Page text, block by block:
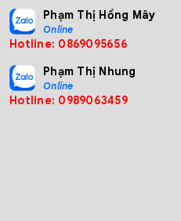
Phạm Thị Hồng Mây
Online
Hotline: 0869095656
Phạm Thị Nhung
Online
Hotline: 0989063459